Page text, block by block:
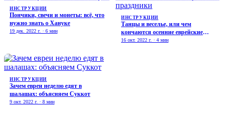
ИНСТРУКЦИИ
Пончики, свечи и монеты: всё, что
нужно знать о Хануке
19 дек. 2022 г. · 6 мин
ИНСТРУКЦИИ
Танцы и веселье, или чем
кончаются осенние еврейские
праздники
16 окт. 2022 г. · 4 мин
ИНСТРУКЦИИ
Зачем евреи неделю едят в
шалашах: объясняем Суккот
9 окт. 2022 г. · 8 мин